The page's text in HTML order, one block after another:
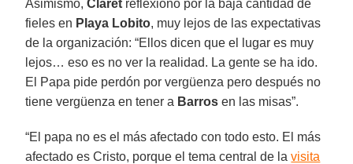
Asimismo,Claret reflexionó por la baja cantidad de
fieles en Playa Lobito, muy lejos de las expectativas
de la organización: “Ellos dicen que el lugar es muy
lejos… eso es no ver la realidad. La gente se ha ido.
El Papa pide perdón por vergüenza pero después no
tiene vergüenza en tener a Barros en las misas”.
“El papa no es el más afectado con todo esto. El más
afectado es Cristo, porque el tema central de lavisita